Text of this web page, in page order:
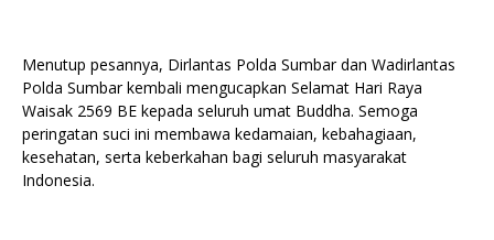
Menutup pesannya, Dirlantas Polda Sumbar dan Wadirlantas
Polda Sumbar kembali mengucapkan Selamat Hari Raya
Waisak 2569 BE kepada seluruh umat Buddha. Semoga
peringatan suci ini membawa kedamaian, kebahagiaan,
kesehatan, serta keberkahan bagi seluruh masyarakat
Indonesia.